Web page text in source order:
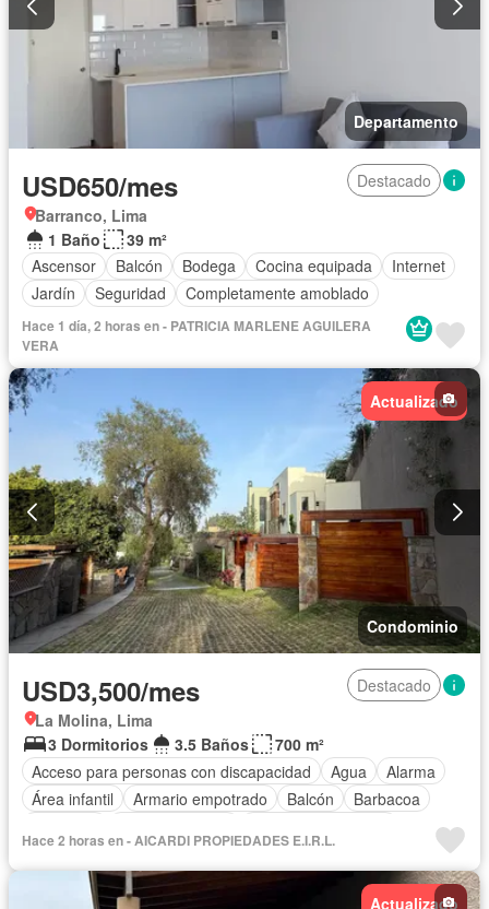
Departamento
USD650/mes
Destacado
Barranco, Lima
1 Baño
39 m²
Ascensor
Balcón Bodega Cocina equipada
Internet
Jardín
Seguridad Completamente amoblado
Hace 1 día, 2 horas en - PATRICIA MARLENE AGUILERA
VERA
Actualizado
Condominio
USD3,500/mes
Destacado
La Molina, Lima
3 Dormitorios
3.5 Baños
700 m²
Acceso para personas con discapacidad
Agua
Alarma
Área infantil
Armario empotrado Balcón
Barbacoa
Chimenea
Tanque de agua
Cocina integral
Cocina equipada
Cuarto de servicio
Electricidad
Hace 2 horas en - AICARDI PROPIEDADES E.I.R.L.
Actualizado